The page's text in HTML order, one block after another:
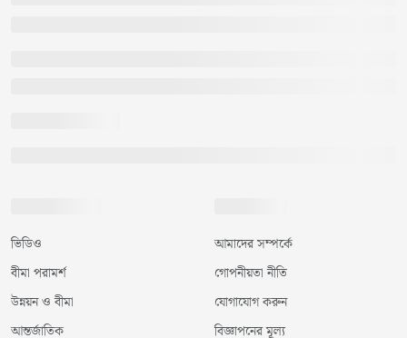
ভিডিও
বীমা পরামর্শ
উন্নয়ন ও বীমা
আন্তর্জাতিক
আমাদের সম্পর্কে
গোপনীয়তা নীতি
যোগাযোগ করুন
বিজ্ঞাপনের মূল্য